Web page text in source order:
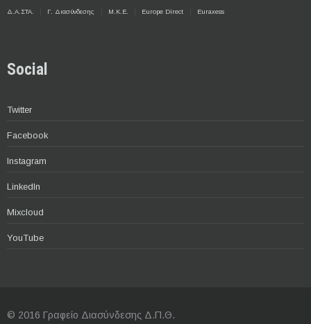
Δ.Α.ΣΤΑ. Γ. Διασύνδεσης Μ.Κ.Ε. Europe Direct Euraxess
Social
Twitter
Facebook
Instagram
LinkedIn
Mixcloud
YouTube
© 2016 Γραφείο Διασύνδεσης Δ.Π.Θ.